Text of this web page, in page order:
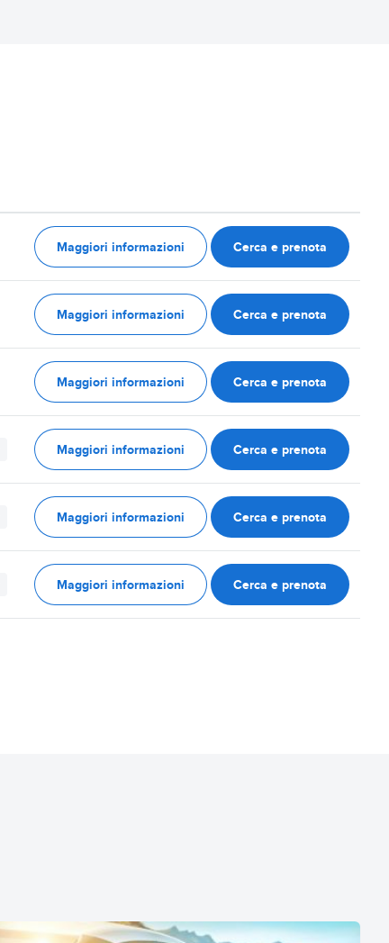
Maggiori informazioni Cerca e prenota
Maggiori informazioni Cerca e prenota
Maggiori informazioni Cerca e prenota
Maggiori informazioni Cerca e prenota
Maggiori informazioni Cerca e prenota
Maggiori informazioni Cerca e prenota